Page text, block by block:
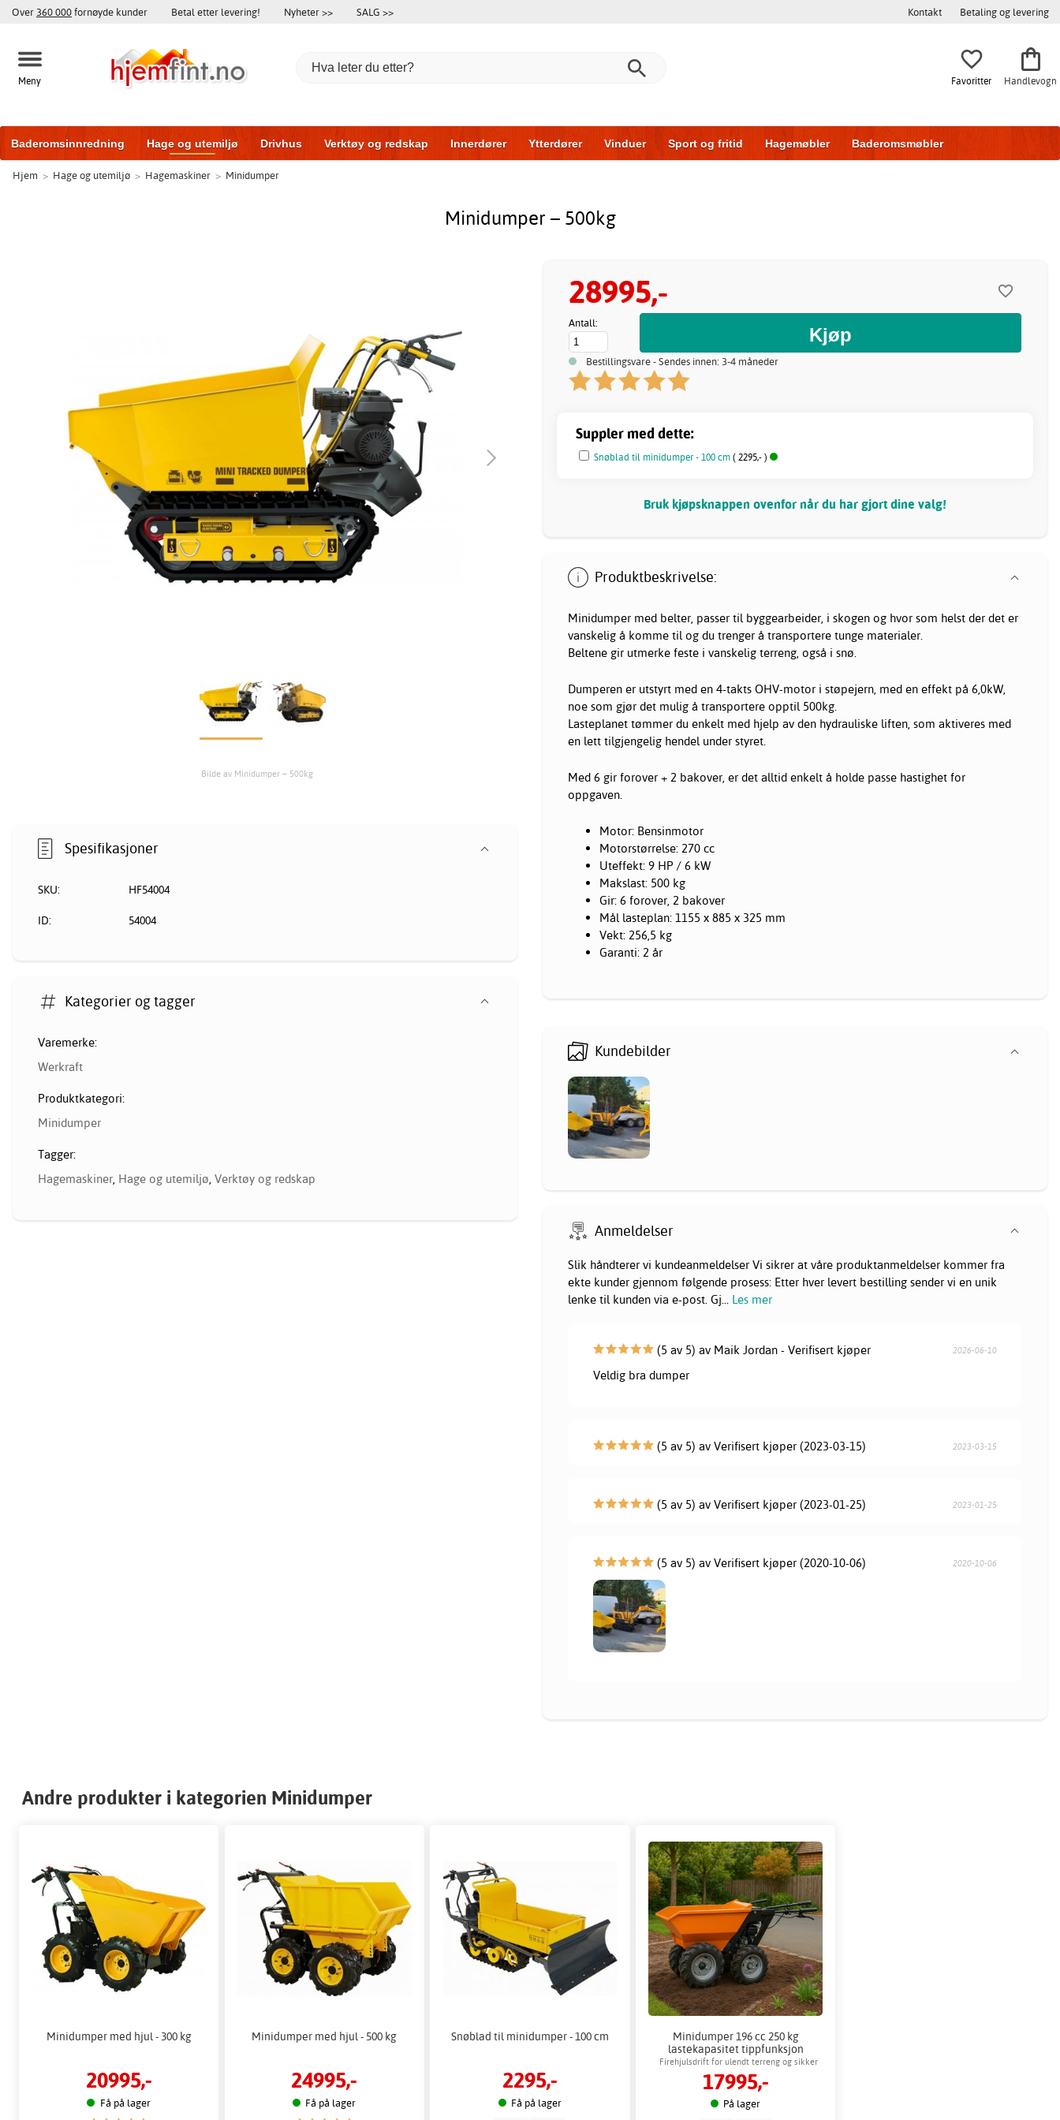
Over 360 000fornøyde kunder Betal etter levering! Nyheter >> SALG >> Kontakt Betaling og levering
Meny Favoritter Handlevogn
Baderomsinnredning Hage og utemiljø Drivhus Verktøy og redskap Innerdører Ytterdører Vinduer Sport og fritid Hagemøbler Baderomsmøbler
Hytter og friggeboder Hjem og innredning Treningsutstyr
Hjem > Hage og utemiljø > Hagemaskiner > Minidumper
Minidumper – 500kg
Bilde av Minidumper – 500kg
28995,-
Antall:
Bestillingsvare - Sendes innen: 3-4 måneder
Suppler med dette:
Snøblad til minidumper - 100 cm ( 2295,- )
Bruk kjøpsknappen ovenfor når du har gjort dine valg!
Produktbeskrivelse:
Minidumper med belter, passer til byggearbeider, i skogen og hvor som helst der det er
vanskelig å komme til og du trenger å transportere tunge materialer.
Beltene gir utmerke feste i vanskelig terreng, også i snø.
Dumperen er utstyrt med en 4-takts OHV-motor i støpejern, med en effekt på 6,0kW,
noe som gjør det mulig å transportere opptil 500kg.
Lasteplanet tømmer du enkelt med hjelp av den hydrauliske liften, som aktiveres med
en lett tilgjengelig hendel under styret.
Med 6 gir forover + 2 bakover, er det alltid enkelt å holde passe hastighet for
oppgaven.
Motor: Bensinmotor
Motorstørrelse: 270 cc
Uteffekt: 9 HP / 6 kW
Makslast: 500 kg
Gir: 6 forover, 2 bakover
Mål lasteplan: 1155 x 885 x 325 mm
Vekt: 256,5 kg
Garanti: 2 år
Spesifikasjoner
SKU: HF54004
ID: 54004
Kategorier og tagger
Varemerke:
Werkraft
Produktkategori:
Minidumper
Tagger:
Hagemaskiner, Hage og utemiljø, Verktøy og redskap
Kundebilder
Anmeldelser
Slik håndterer vi kundeanmeldelser Vi sikrer at våre produktanmeldelser kommer fra
ekte kunder gjennom følgende prosess: Etter hver levert bestilling sender vi en unik
lenke til kunden via e-post. Gj... Les mer
(5 av 5) av Maik Jordan - Verifisert kjøper 2026-06-10
Veldig bra dumper
(5 av 5) av Verifisert kjøper (2023-03-15) 2023-03-15
(5 av 5) av Verifisert kjøper (2023-01-25) 2023-01-25
(5 av 5) av Verifisert kjøper (2020-10-06) 2020-10-06
Andre produkter i kategorien Minidumper
Minidumper med hjul - 300 kg
20995,-
Få på lager
Minidumper med hjul - 500 kg
24995,-
Få på lager
Snøblad til minidumper - 100 cm
2295,-
Få på lager
Minidumper 196 cc 250 kg
lastekapasitet tippfunksjon
hagemaskin
Firehjulsdrift for ulendt terreng og sikker
transport
17995,-
På lager